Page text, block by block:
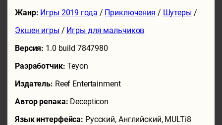
Жанр: Игры 2019 года / Приключения / Шутеры /
Экшен игры / Игры для мальчиков
Версия: 1.0 build 7847980
Разработчик:Teyon
Издатель: Reef Entertainment
Автор репака: Decepticon
Язык интерфейса: Русский, Английский, MULTi8